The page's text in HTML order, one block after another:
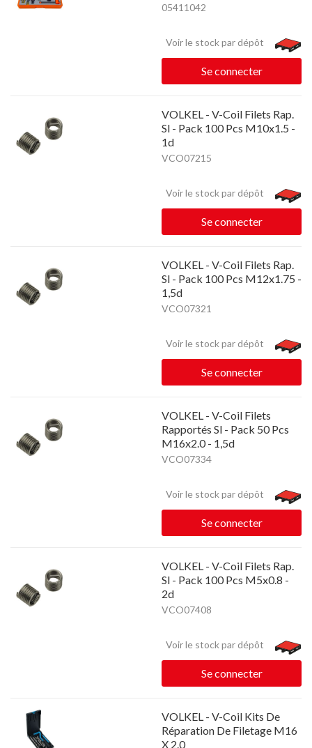
05411042
Voir le stock par dépôt
Se connecter
VOLKEL - V-Coil Filets Rap.
Sl - Pack 100 Pcs M10x1.5 -
1d
VCO07215
Voir le stock par dépôt
Se connecter
VOLKEL - V-Coil Filets Rap.
Sl - Pack 100 Pcs M12x1.75 -
1,5d
VCO07321
Voir le stock par dépôt
Se connecter
VOLKEL - V-Coil Filets
Rapportés Sl - Pack 50 Pcs
M16x2.0 - 1,5d
VCO07334
Voir le stock par dépôt
Se connecter
VOLKEL - V-Coil Filets Rap.
Sl - Pack 100 Pcs M5x0.8 -
2d
VCO07408
Voir le stock par dépôt
Se connecter
VOLKEL - V-Coil Kits De
Réparation De Filetage M16
X 2.0